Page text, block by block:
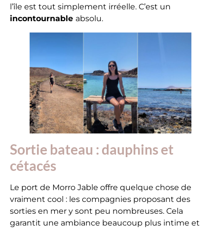
l’île est tout simplement irréelle. C’est un
incontournable absolu.
Sortie bateau : dauphins et
cétacés
Le port de Morro Jable offre quelque chose de
vraiment cool : les compagnies proposant des
sorties en mer y sont peu nombreuses. Cela
garantit une ambiance beaucoup plus intime et